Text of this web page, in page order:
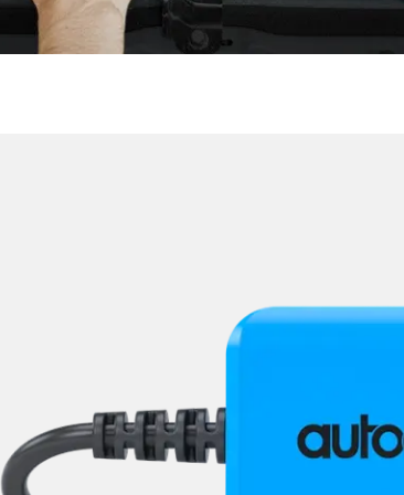
Niveauregulierung
Oben-, Hinten-, Seitenkamera (TRSVC)
Sitzelektronik Beifahrer
Sitzheizung
Sitzpositionsspeicher Fahrer